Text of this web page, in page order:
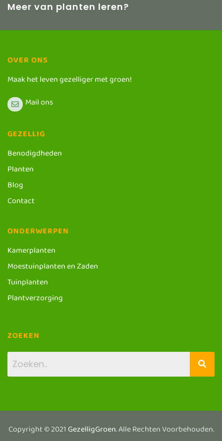
Meer van planten leren?
OVER ONS
Maak het leven gezelliger met groen!
Mail ons
GEZELLIG
Benodigdheden
Planten
Blog
Contact
ONDERWERPEN
Kamerplanten
Moestuinplanten en Zaden
Tuinplanten
Plantverzorging
ZOEKEN
Copyright © 2021GezelligGroen. Alle Rechten Voorbehouden.